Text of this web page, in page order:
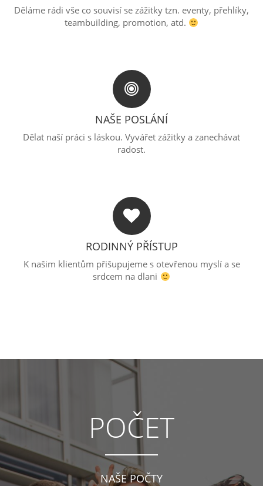
Děláme rádi vše co souvisí se zážitky tzn. eventy, přehlíky,
teambuilding, promotion, atd.
NAŠE POSLÁNÍ
Dělat naší práci s láskou. Vyvářet zážitky a zanechávat
radost.
RODINNÝ PŘÍSTUP
K našim klientům přišupujeme s otevřenou myslí a se
srdcem na dlani
POČET
NAŠE POČTY